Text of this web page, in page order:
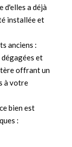
d'elles a déjà
installée et
anciens :
et
offrant un
à votre
bien est
: